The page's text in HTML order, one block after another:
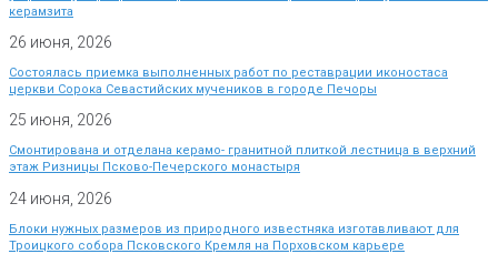
керамзита
26 июня, 2026
Состоялась приемка выполненных работ по реставрации иконостаса
церкви Сорока Севастийских мучеников в городе Печоры
25 июня, 2026
Смонтирована и отделана керамо- гранитной плиткой лестница в верхний
этаж Ризницы Псково-Печерского монастыря
24 июня, 2026
Блоки нужных размеров из природного известняка изготавливают для
Троицкого собора Псковского Кремля на Порховском карьере